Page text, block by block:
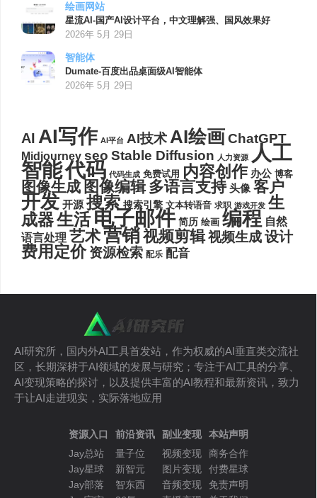
绘画网站
星流AI-国产AI设计平台，中文理解强、国风效果好
2026年 5月 29日
智能体
Dumate-百度出品桌面级AI智能体
2026年 5月 29日
AI AI写作 AI平台 AI技术AI绘画ChatGPT
Midjourney seo Stable Diffusion 人力资源 人工
智能代码 代码生成 免费试用 内容创作 办公 博客
图像生成 图像编辑 多语言支持 头像 客户
开发 开源 搜索 搜索引擎 文本转语音 求职 游戏开发 生
成器生活电子邮件 简历 绘画 编程 自然
语言处理 艺术营销视频剪辑视频生成设计
费用定价 资源检索 配乐 配音
AI研究所，国内外AI工具首发站，作为权威的AI垂直类交流社
区，长期深耕于AI领域的发展与研究；专注于AI工具的分享、
AI变现策略的探讨，以及提供丰富的AI教程和最新资讯，致力
于让AI走进现实，实际落地应用
资源入口
Jay总站
Jay星球
Jay部落
前沿资讯
量子位
新智元
智东西
副业变现
视频变现
图片变现
音频变现
本站声明
商务合作
付费星球
免责声明